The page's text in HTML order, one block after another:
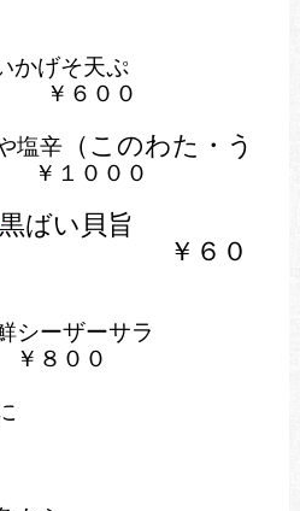
かげそ天ぷ
￥６００
塩辛（このわた・う
￥１０００
黒ばい貝旨
￥６０
シーザーサラ
０